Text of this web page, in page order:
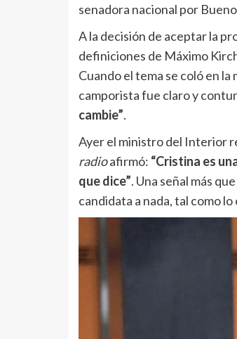
senadora nacional por
A la decisión de aceptar la
definiciones de Máximo
Cuando el tema se coló en la
camporista fue claro y
cambie”.
Ayer el ministro del Interior
radioafirmó: “Cristina es
que dice”. Una señal más
candidata a nada, tal como